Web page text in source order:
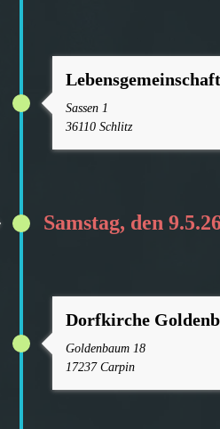
Sassen 1
36110 Schlitz
Samstag, den
Dorfkirche
Goldenbaum 18
17237 Carpin